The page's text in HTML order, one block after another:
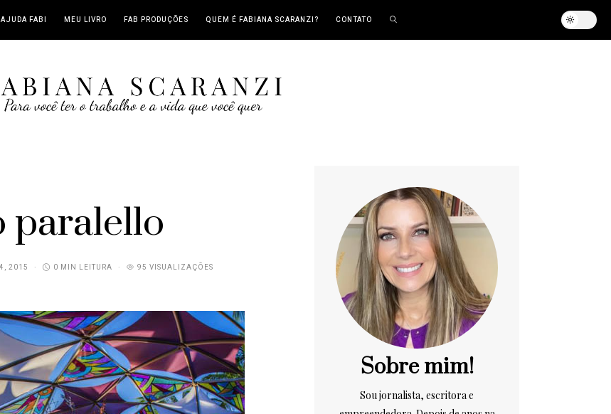
FABI MEU LIVRO FAB PRODUÇÕES QUEM É FABIANA SCARANZI? CONTATO
paralello
2015 0 MIN LEITURA 95 VISUALIZAÇÕES
Sobre mim!
Sou jornalista, escritora e